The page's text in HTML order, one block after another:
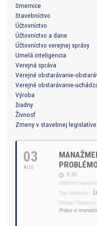
Smernice
Stavebníctvo
Účtovníctvo
Účtovníctvo a dane
Účtovníctvo verejnej správy
Umelá inteligencia
Verejná správa
Verejné obstarávanie-
Verejné obstarávanie-
Výroba
žiadny
Živnosť
Zmeny v stavebnej legislatíve
03
AUG
8:30
Udalosť
Typ Udalosti:
Oblasť školenia:
Právo a